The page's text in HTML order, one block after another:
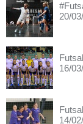
20/
16/
14/